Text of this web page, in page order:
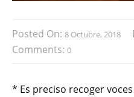
Posted On: 8 Octubre, 2018
Comments: 0
* Es preciso recoger